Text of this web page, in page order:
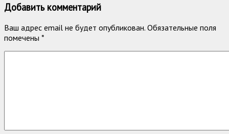
Добавить комментарий
Ваш адрес email не будет опубликован. Обязательные поля
помечены *